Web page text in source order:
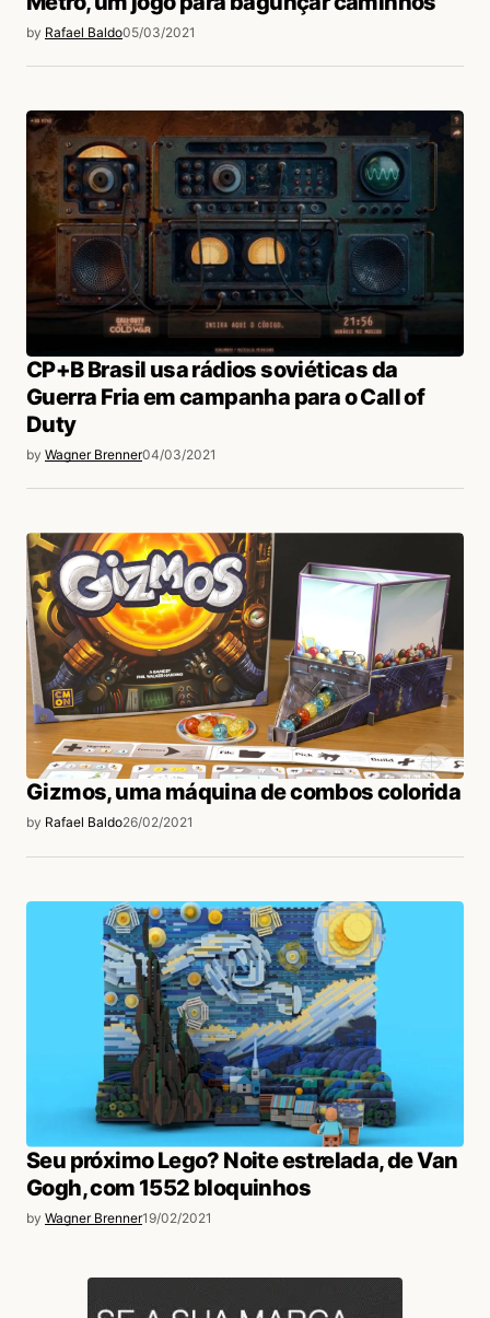
by Rafael Baldo05/03/2021
CP+B Brasil usa rádios soviéticas da
Guerra Fria em campanha para o Call of
Duty
by Wagner Brenner04/03/2021
Gizmos, uma máquina de combos colorida
by Rafael Baldo26/02/2021
Seu próximo Lego? Noite estrelada, de Van
Gogh, com 1552 bloquinhos
by Wagner Brenner19/02/2021